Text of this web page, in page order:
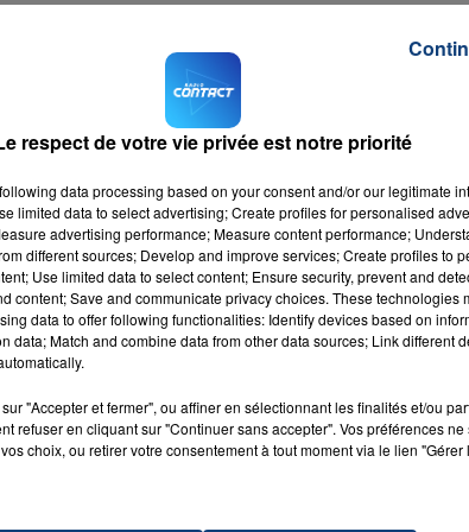
suivants :
masques, blouses à usage
unique, gants, lunettes, solutions
PC et tablettes pour les EHPAD de
services économiques au 03 22 25 52 20
de direction au 03 22 25 52 01 -
abbeville.fr)
et
RADIO CONTACT
respect de votre vie privée est notre priorité
data processing based on your consent and/or our legitimate
limited data to select advertising; Create profiles for personalised
advertising performance; Measure content performance;
different sources; Develop and improve services; Create profiles to
Use limited data to select content; Ensure security, prevent and
content; Save and communicate privacy choices. These technologies
data to offer following functionalities: Identify devices based on
data; Match and combine data from other data sources; Link different
"Accepter et fermer", ou affiner en sélectionnant les finalités et/ou
refuser en cliquant sur "Continuer sans accepter". Vos préférences
choix, ou retirer votre consentement à tout moment via le lien